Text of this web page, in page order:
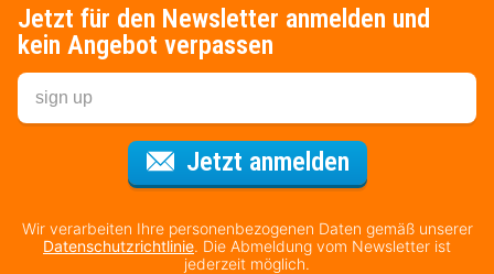
Jetzt für den Newsletter anmelden und
kein Angebot verpassen
Jetzt anmeldenFür den
Wir verarbeiten Ihre personenbezogenen Daten gemäß unserer
Datenschutzrichtlinie. Die Abmeldung vom Newsletter ist
jederzeit möglich.